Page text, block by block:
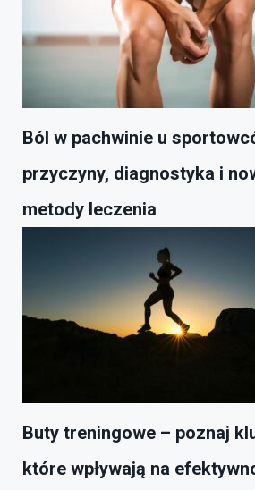
Ból w pachwinie u
przyczyny, diagnostyka i
metody leczenia
Buty treningowe – poznaj
które wpływają na